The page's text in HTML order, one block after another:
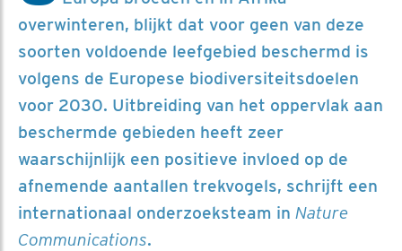
overwinteren, blijkt dat voor geen van deze
soorten voldoende leefgebied beschermd is
volgens de Europese biodiversiteitsdoelen
voor 2030. Uitbreiding van het oppervlak aan
beschermde gebieden heeft zeer
waarschijnlijk een positieve invloed op de
afnemende aantallen trekvogels, schrijft een
internationaal onderzoeksteam in Nature
Communications.